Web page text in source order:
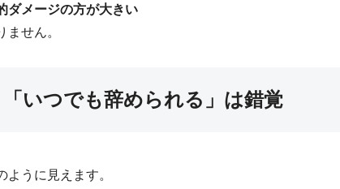
ダメージの方が大きい
ません。
いつでも辞められる」は錯覚
うに見えます。